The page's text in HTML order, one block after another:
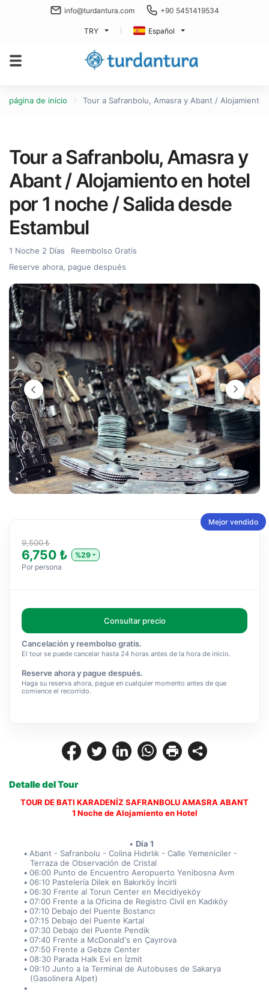
info@turdantura.com +90 5451419534
TRY Español
página de inicio Tour a Safranbolu, Amasra y Abant /
Detalle del Tour
TOUR DE BATI KARADENİZ SAFRANBOLU AMASRA ABANT
1 Noche de Alojamiento en Hotel
Día 1
Abant - Safranbolu - Colina Hıdırlık - Calle Yemeniciler -
Terraza de Observación de Cristal
06:00 Punto de Encuentro Aeropuerto Yenibosna Avm
06:10 Pastelería Dilek en Bakırköy İncirli
06:30 Frente al Torun Center en Mecidiyeköy
07:00 Frente a la Oficina de Registro Civil en Kadıköy
07:10 Debajo del Puente Bostancı
07:15 Debajo del Puente Kartal
07:30 Debajo del Puente Pendik
07:40 Frente a McDonald's en Çayırova
07:50 Frente a Gebze Center
08:30 Parada Halk Evi en İzmit
09:10 Junto a la Terminal de Autobuses de Sakarya
(Gasolinera Alpet)
Tour a Safranbolu, Amasra y
Abant / Alojamiento en hotel
por 1 noche / Salida desde
Estambul
1 Noche 2 Días
Reembolso Gratis
Reserve ahora, pague después
Mejor vendido
9,500 ₺
6,750 ₺
%29
Por persona
Consultar precio
Cancelación y reembolso gratis.
El tour se puede cancelar hasta 24 horas antes de la hora de inicio.
Reserve ahora y pague después.
Haga su reserva ahora, pague en cualquier momento antes de que
comience el recorrido.